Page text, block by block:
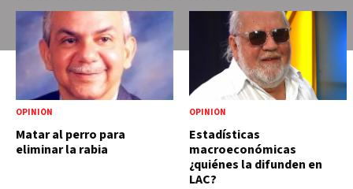
OPINIÓN
Matar al perro para
eliminar la rabia
OPINIÓN
Estadísticas
macroeconómicas
¿quiénes la difunden en
LAC?